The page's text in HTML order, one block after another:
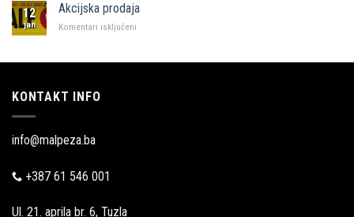
Zadru
12
jan
Akcijska prodaja
Komentari isključeni
KONTAKT INFO
info@malpeza.ba
+387 61 546 001
Ul. 21. aprila br. 6, Tuzla